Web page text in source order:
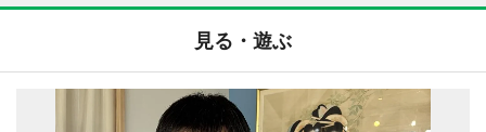
見る・遊ぶ